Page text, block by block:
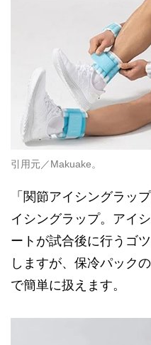
引用元／Makuake。
「関節アイシングラッ
イシングラップ。アイ
ートが試合後に行うゴ
しますが、保冷パック
で簡単に扱えます。